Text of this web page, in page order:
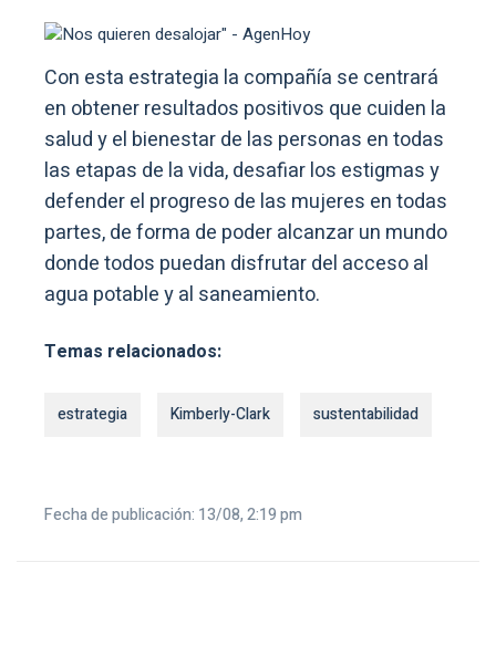
Con esta estrategia la compañía se centrará
en obtener resultados positivos que cuiden la
salud y el bienestar de las personas en todas
las etapas de la vida, desafiar los estigmas y
defender el progreso de las mujeres en todas
partes, de forma de poder alcanzar un mundo
donde todos puedan disfrutar del acceso al
agua potable y al saneamiento.
Temas relacionados:
estrategia Kimberly-Clark sustentabilidad
Fecha de publicación: 13/08, 2:19 pm